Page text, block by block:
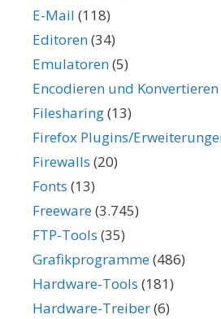
E-Mail (118)
Editoren(34)
Emulatoren(5)
Encodieren und Konvertieren
Filesharing(13)
Firefox Plugins/
Firewalls (20)
Fonts (13)
Freeware(3.745)
FTP-Tools (35)
Grafikprogramme(486)
Hardware-Tools (181)
Hardware-Treiber(6)